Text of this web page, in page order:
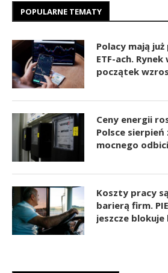
POPULARNE TEMATY
Polacy mają
ETF-ach.
początek
Ceny energii
Polsce sierpień
mocnego
Koszty pracy
barierą firm.
jeszcze blokuje